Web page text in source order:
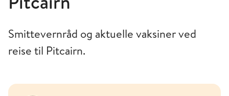
Smittevernråd og aktuelle vaksiner ved
reise til Pitcairn.